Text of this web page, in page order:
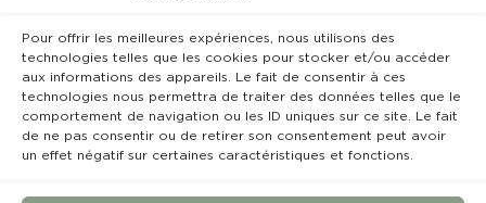
Pour offrir les meilleures expériences, nous utilisons des
technologies telles que les cookies pour stocker et/ou accéder
aux informations des appareils. Le fait de consentir à ces
technologies nous permettra de traiter des données telles que le
comportement de navigation ou les ID uniques sur ce site. Le fait
de ne pas consentir ou de retirer son consentement peut avoir
un effet négatif sur certaines caractéristiques et fonctions.
Rempla’Dentaire © 2023 Tous droits réservés